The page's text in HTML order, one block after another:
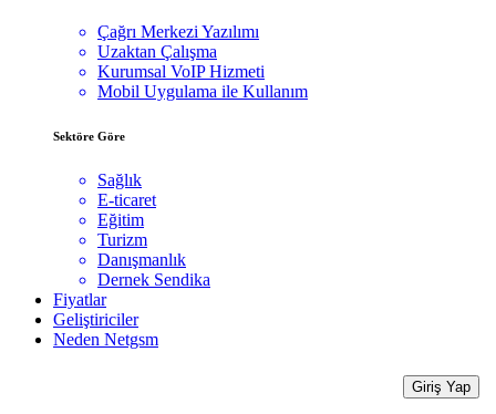
Çağrı Merkezi Yazılımı
Uzaktan Çalışma
Kurumsal VoIP Hizmeti
Mobil Uygulama ile Kullanım
Sektöre Göre
Sağlık
E-ticaret
Eğitim
Turizm
Danışmanlık
Dernek Sendika
Fiyatlar
Geliştiriciler
Neden Netgsm
Giriş Yap